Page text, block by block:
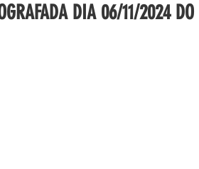
DIA 06/11/2024
NaN de 5 estrelas.